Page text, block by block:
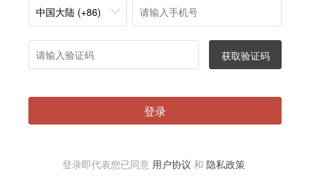
中国大陆 (+86)
获取验证码
登录
登录即代表您已同意 用户协议 和 隐私政策